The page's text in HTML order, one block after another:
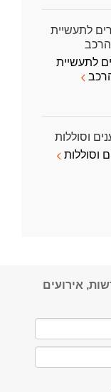
לתעשיית
וסוללות
אירועים